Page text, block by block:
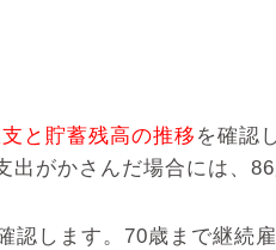
と貯蓄残高の推移 を確認
がかさんだ場合には、
認します。70歳まで継続